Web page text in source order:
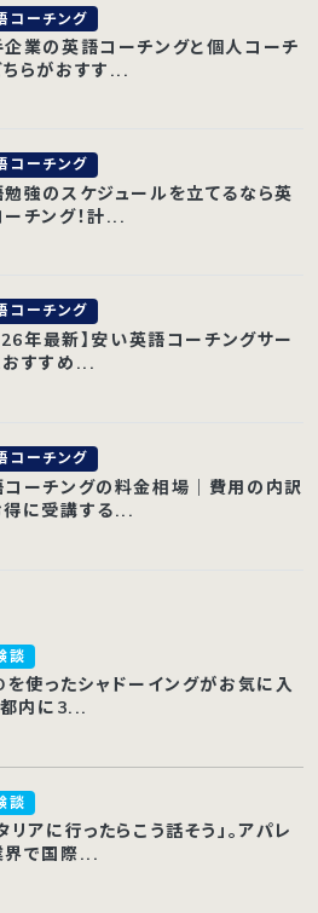
コーチング
業の英語コーチングと個人コーチ
ちらがおすす...
コーチング
強のスケジュールを立てるなら英
チング！計...
コーチング
年最新】安い英語コーチングサー
おすすめ...
コーチング
コーチングの料金相場｜費用の内訳
得に受講する...
談
を使ったシャドーイングがお気に入
都内に3...
談
リアに行ったらこう話そう」。アパレ
界で国際...